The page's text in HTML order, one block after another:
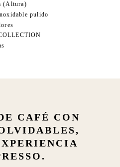
(Altura)
pulido
CAFÉ CON